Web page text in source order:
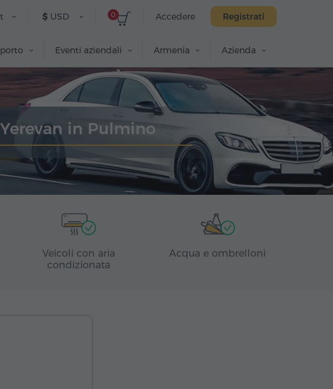
Accedere Registrati
0
$ USD
Eventi aziendali Armenia Azienda
in Pulmino
Veicoli con aria
condizionata
Acqua e ombrelloni